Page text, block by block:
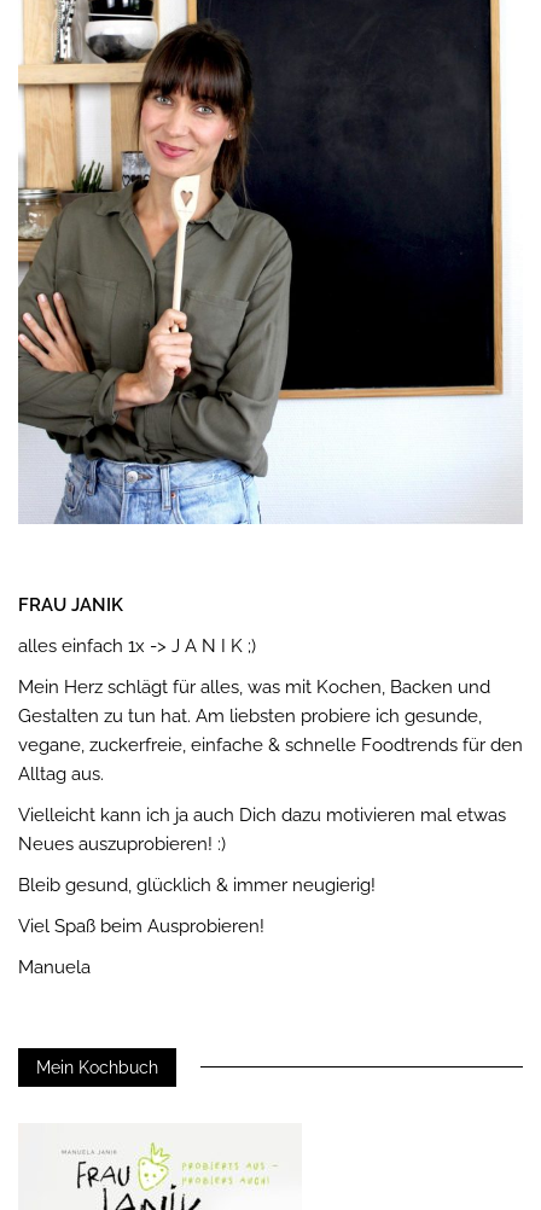
FRAU JANIK
alles einfach 1x -> J A N I K ;)
Mein Herz schlägt für alles, was mit Kochen, Backen und
Gestalten zu tun hat. Am liebsten probiere ich gesunde,
vegane, zuckerfreie, einfache & schnelle Foodtrends für den
Alltag aus.
Vielleicht kann ich ja auch Dich dazu motivieren mal etwas
Neues auszuprobieren! :)
Bleib gesund, glücklich & immer neugierig!
Viel Spaß beim Ausprobieren!
Manuela
Mein Kochbuch